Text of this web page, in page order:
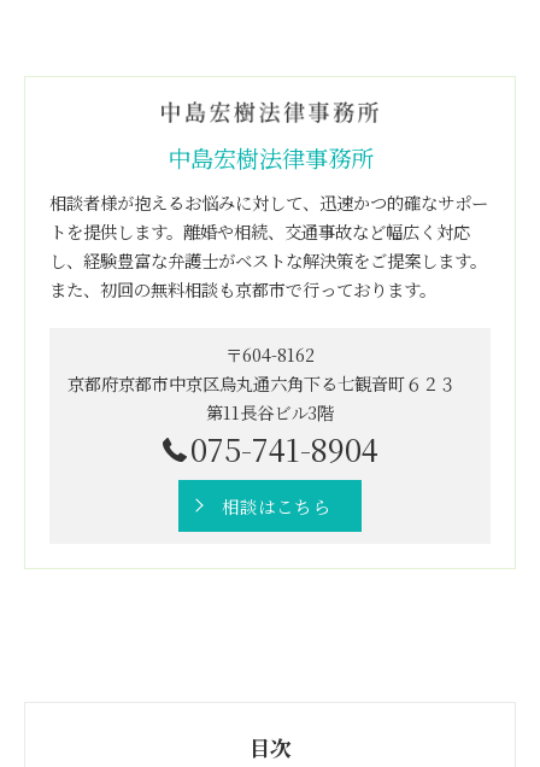
中島宏樹法律事務所
相談者様が抱えるお悩みに対して、迅速かつ的確なサポー
トを提供します。離婚や相続、交通事故など幅広く対応
し、経験豊富な弁護士がベストな解決策をご提案します。
また、初回の無料相談も京都市で行っております。
〒604-8162
京都府京都市中京区烏丸通六角下る七観音町６２３
第11長谷ビル3階
075-741-8904
相談はこちら
目次